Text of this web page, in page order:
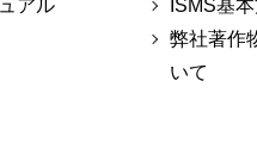
アル
ISMS基
弊社著作
いて